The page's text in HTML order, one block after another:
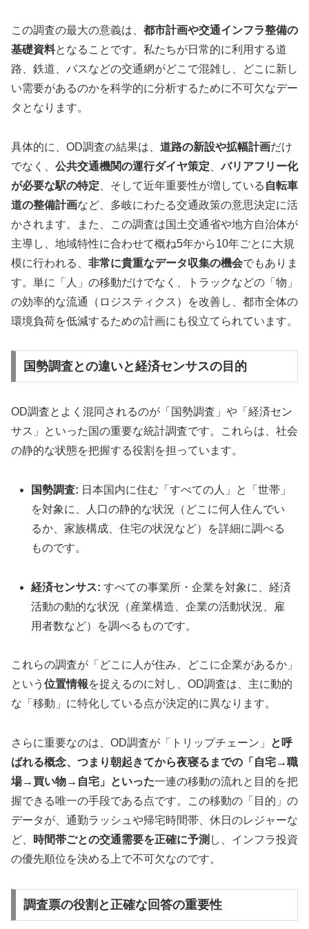
この調査の最大の意義は、 都市計画や交通インフラ整備の
基礎資料となることです。私たちが日常的に利用する道
路、鉄道、バスなどの交通網がどこで混雑し、どこに新し
い需要があるのかを科学的に分析するために不可欠なデー
タとなります。
具体的に、OD調査の結果は、 道路の新設や拡幅計画だけ
でなく、 公共交通機関の運行ダイヤ策定 、バリアフリー化
が必要な駅の特定 、そして近年重要性が増している 自転車
道の整備計画など、多岐にわたる交通政策の意思決定に活
かされます。また、この調査は国土交通省や地方自治体が
主導し、地域特性に合わせて概ね5年から10年ごとに大規
模に行われる、 非常に貴重なデータ収集の機会でもありま
す。単に「人」の移動だけでなく、トラックなどの「物」
の効率的な流通（ロジスティクス）を改善し、都市全体の
環境負荷を低減するための計画にも役立てられています。
国勢調査との違いと経済センサスの目的
OD調査とよく混同されるのが「国勢調査」や「経済セン
サス」といった国の重要な統計調査です。これらは、社会
の静的な状態を把握する役割を担っています。
国勢調査: 日本国内に住む「すべての人」と「世帯」
を対象に、人口の静的な状況（どこに何人住んでい
るか、家族構成、住宅の状況など）を詳細に調べる
ものです。
経済センサス: すべての事業所・企業を対象に、経済
活動の動的な状況（産業構造、企業の活動状況、雇
用者数など）を調べるものです。
これらの調査が「どこに人が住み、どこに企業があるか」
という 位置情報を捉えるのに対し、OD調査は、主に動的
な「移動」に特化している点が決定的に異なります。
さらに重要なのは、OD調査が「トリップチェーン」
と呼
ばれる概念、つまり朝起きてから夜寝るまでの「自宅→職
場→買い物→自宅」といった一連の移動の流れと目的を把
握できる唯一の手段である点です。この移動の「目的」の
データが、通勤ラッシュや帰宅時間帯、休日のレジャーな
ど、
時間帯ごとの交通需要を正確に予測 し、インフラ投資
の優先順位を決める上で不可欠なのです。
調査票の役割と正確な回答の重要性